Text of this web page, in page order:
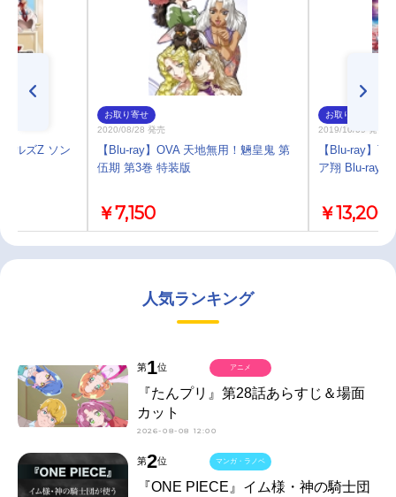
ルズZ ソン
お取り寄せ
2020/08/28 発売
【Blu-ray】OVA 天地無用！魎皇鬼 第
伍期 第3巻 特装版
￥7,150
お取り寄せ
2019/10/09 発売
【Blu-ray】
ア翔 Blu-ray
￥13,200
人気ランキング
第1位
『たんプリ』第28話あらすじ＆場面
カット
2026-08-08 12:00
アニメ
第2位
『ONE PIECE』イム様・神の騎士団
マンガ・ラノベ